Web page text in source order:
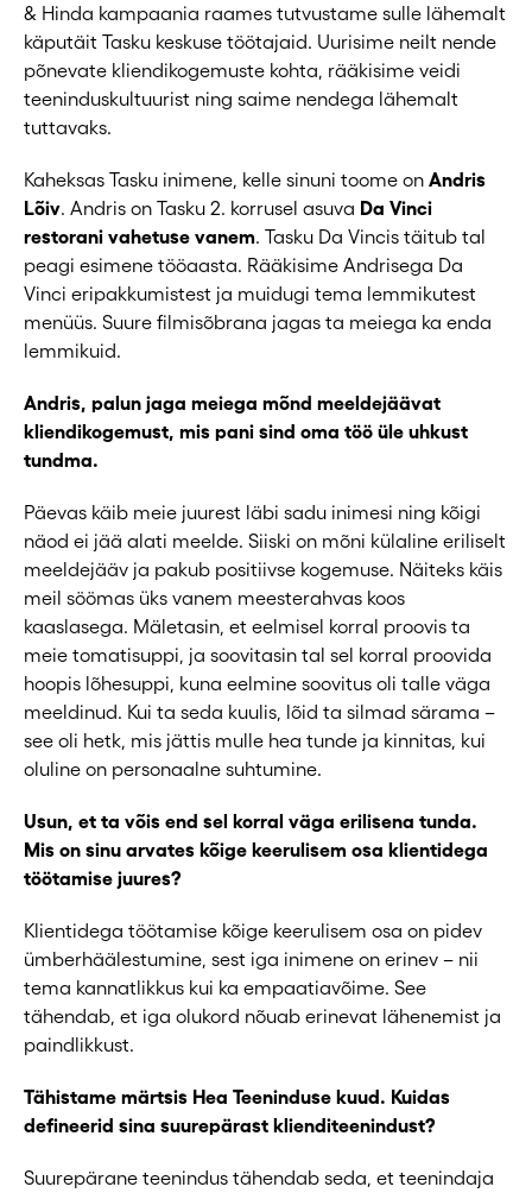
& Hinda kampaania raames tutvustame sulle lähemalt
käputäit Tasku keskuse töötajaid. Uurisime neilt nende
põnevate kliendikogemuste kohta, rääkisime veidi
teeninduskultuurist ning saime nendega lähemalt
tuttavaks.
Kaheksas Tasku inimene, kelle sinuni toome on Andris
Lõiv. Andris on Tasku 2. korrusel asuva Da Vinci
restorani vahetuse vanem. Tasku Da Vincis täitub tal
peagi esimene tööaasta. Rääkisime Andrisega Da
Vinci eripakkumistest ja muidugi tema lemmikutest
menüüs. Suure filmisõbrana jagas ta meiega ka enda
lemmikuid.
Andris, palun jaga meiega mõnd meeldejäävat
kliendikogemust, mis pani sind oma töö üle uhkust
tundma.
Päevas käib meie juurest läbi sadu inimesi ning kõigi
näod ei jää alati meelde. Siiski on mõni külaline eriliselt
meeldejääv ja pakub positiivse kogemuse. Näiteks käis
meil söömas üks vanem meesterahvas koos
kaaslasega. Mäletasin, et eelmisel korral proovis ta
meie tomatisuppi, ja soovitasin tal sel korral proovida
hoopis lõhesuppi, kuna eelmine soovitus oli talle väga
meeldinud. Kui ta seda kuulis, lõid ta silmad särama –
see oli hetk, mis jättis mulle hea tunde ja kinnitas, kui
oluline on personaalne suhtumine.
Usun, et ta võis end sel korral väga erilisena tunda.
Mis on sinu arvates kõige keerulisem osa klientidega
töötamise juures?
Klientidega töötamise kõige keerulisem osa on pidev
ümberhäälestumine, sest iga inimene on erinev – nii
tema kannatlikkus kui ka empaatiavõime. See
tähendab, et iga olukord nõuab erinevat lähenemist ja
paindlikkust.
Tähistame märtsis Hea Teeninduse kuud. Kuidas
defineerid sina suurepärast klienditeenindust?
Suurepärane teenindus tähendab seda, et teenindaja